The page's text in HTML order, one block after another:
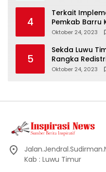
4
Terkait
Pemkab Barru
Oktober 24, 2023
5
Sekda Luwu
Rangka
Oktober 24, 2023
Kab : Luwu Timur